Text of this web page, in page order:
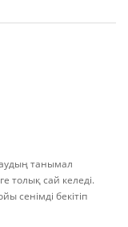
танымал
толық сай келеді.
сенімді бекітіп